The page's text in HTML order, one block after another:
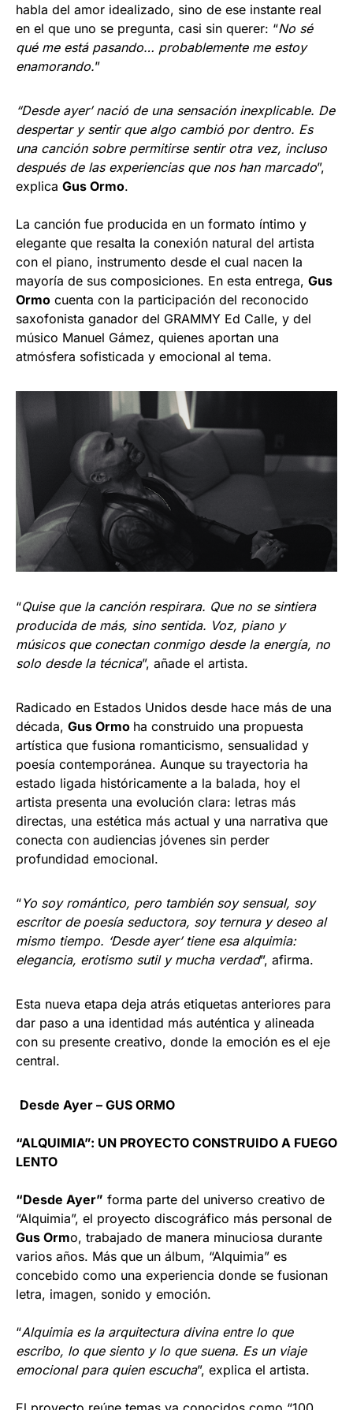
habla del amor idealizado, sino de ese instante real
en el que uno se pregunta, casi sin querer: “No sé
qué me está pasando… probablemente me estoy
enamorando.”
“Desde ayer’ nació de una sensación inexplicable. De
despertar y sentir que algo cambió por dentro. Es
una canción sobre permitirse sentir otra vez, incluso
después de las experiencias que nos han marcado”,
explica Gus Ormo.
La canción fue producida en un formato íntimo y
elegante que resalta la conexión natural del artista
con el piano, instrumento desde el cual nacen la
mayoría de sus composiciones. En esta entrega, Gus
Ormo cuenta con la participación del reconocido
saxofonista ganador del GRAMMY Ed Calle, y del
músico Manuel Gámez, quienes aportan una
atmósfera sofisticada y emocional al tema.
“Quise que la canción respirara. Que no se sintiera
producida de más, sino sentida. Voz, piano y
músicos que conectan conmigo desde la energía, no
solo desde la técnica”, añade el artista.
Radicado en Estados Unidos desde hace más de una
década, Gus Ormo ha construido una propuesta
artística que fusiona romanticismo, sensualidad y
poesía contemporánea. Aunque su trayectoria ha
estado ligada históricamente a la balada, hoy el
artista presenta una evolución clara: letras más
directas, una estética más actual y una narrativa que
conecta con audiencias jóvenes sin perder
profundidad emocional.
“Yo soy romántico, pero también soy sensual, soy
escritor de poesía seductora, soy ternura y deseo al
mismo tiempo. ‘Desde ayer’ tiene esa alquimia:
elegancia, erotismo sutil y mucha verdad”, afirma.
Esta nueva etapa deja atrás etiquetas anteriores para
dar paso a una identidad más auténtica y alineada
con su presente creativo, donde la emoción es el eje
central.
Desde Ayer – GUS ORMO
“ALQUIMIA”: UN PROYECTO CONSTRUIDO A FUEGO
LENTO
“Desde Ayer” forma parte del universo creativo de
“Alquimia”, el proyecto discográfico más personal de
Gus Ormo, trabajado de manera minuciosa durante
varios años. Más que un álbum, “Alquimia” es
concebido como una experiencia donde se fusionan
letra, imagen, sonido y emoción.
“Alquimia es la arquitectura divina entre lo que
escribo, lo que siento y lo que suena. Es un viaje
emocional para quien escucha”, explica el artista.